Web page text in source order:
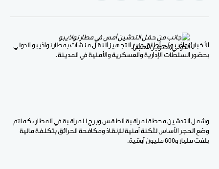
الفيسبوكPinterest
لينكد WhatsApp
الإيميل
الأخبار(نواذيبو) – أطلق وزير التجهيز النقل منشآت بمطار نواذيبو الدولي
بحضور السلطات الإدارية والعسكرية والأمنية في المدينة.
وشمل التدشين محطة لمراقبة الطقس وبرج للمراقبة في المطار ، كما تم
وضع الحجر الأساس لثكنة أمنية للإنقاذ ومكافحة الحرائق بتكلفة مالية
بلغت مليار و600 مليون أوقية.